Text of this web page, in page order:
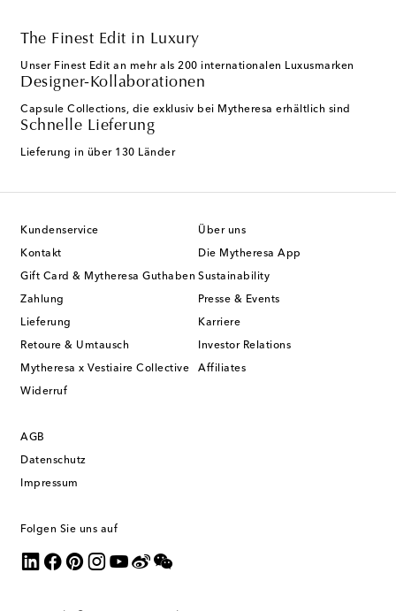
The Finest Edit in Luxury
Unser Finest Edit an mehr als 200 internationalen Luxusmarken
Designer-Kollaborationen
Capsule Collections, die exklusiv bei Mytheresa erhältlich sind
Schnelle Lieferung
Lieferung in über 130 Länder
Kundenservice
Kontakt
Gift Card & Mytheresa Guthaben
Zahlung
Lieferung
Retoure & Umtausch
Mytheresa x Vestiaire Collective
Widerruf
Über uns
Die Mytheresa App
Sustainability
Presse & Events
Karriere
Investor Relations
Affiliates
AGB
Datenschutz
Impressum
Folgen Sie uns auf